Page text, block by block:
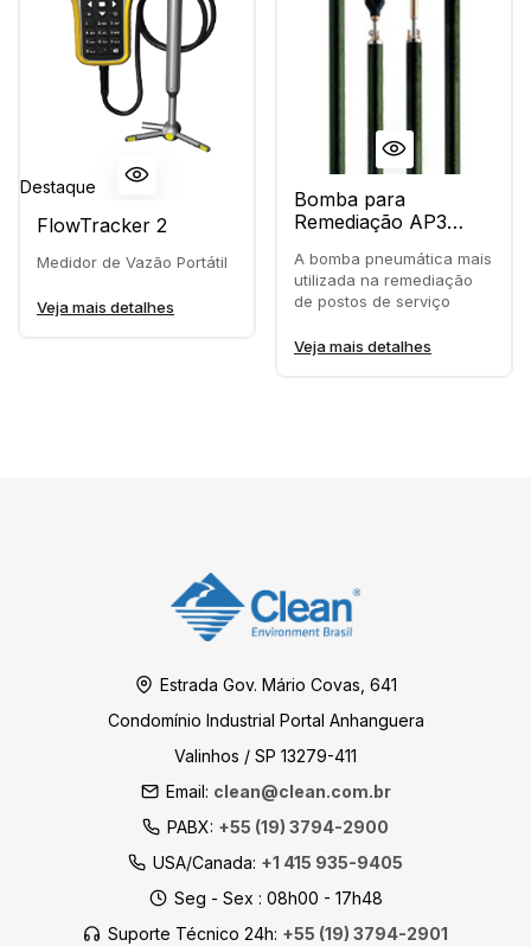
Destaque
FlowTracker 2
Medidor de Vazão Portátil
Veja mais detalhes
Bomba para
Remediação AP3
A bomba pneumática mais
utilizada na remediação
de postos de serviço
Veja mais detalhes
Estrada Gov. Mário Covas, 641
Condomínio Industrial Portal Anhanguera
Valinhos / SP 13279-411
Email: clean@clean.com.br
PABX: +55 (19) 3794-2900
USA/Canada: +1 415 935-9405
Seg - Sex : 08h00 - 17h48
Suporte Técnico 24h: +55 (19) 3794-2901